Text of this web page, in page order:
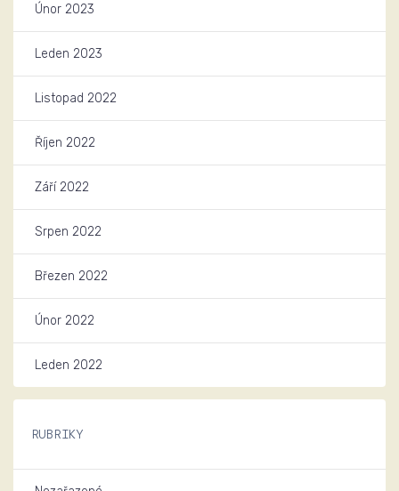
Únor 2023
Leden 2023
Listopad 2022
Říjen 2022
Září 2022
Srpen 2022
Březen 2022
Únor 2022
Leden 2022
RUBRIKY